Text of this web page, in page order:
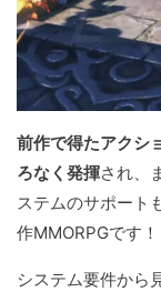
前作で得たアクシ
ろなく発揮され、
ステムのサポート
作MMORPGです！
システム要件から